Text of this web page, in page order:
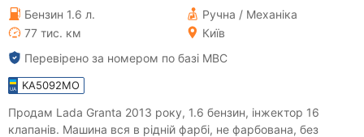
Бензин 1.6 л.
Ручна / Механіка
77 тис. км
Київ
Перевірено за номером по базі МВС
KA5092MO
Продам Lada Granta 2013 року, 1.6 бензин, інжектор 16
клапанів. Машина вся в рідній фарбі, не фарбована, без